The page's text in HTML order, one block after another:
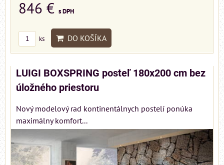
846 € s DPH
ks DO KOŠÍKA
LUIGI BOXSPRING posteľ 180x200 cm bez
úložného priestoru
Nový modelový rad kontinentálnych postelí ponúka
maximálny komfort...